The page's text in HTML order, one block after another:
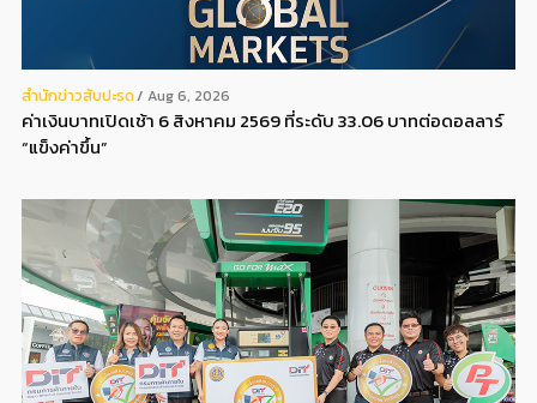
สํานักข่าวสับปะรด Aug 6, 2026
ค่าเงินบาทเปิดเช้า 6 สิงหาคม 2569 ที่ระดับ 33.06 บาทต่อดอลลาร์
“แข็งค่าขึ้น”